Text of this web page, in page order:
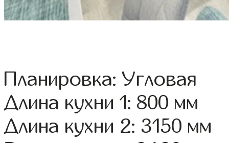
Планировка: Угловая
Длина кухни 1: 800 мм
Длина кухни 2: 3150 мм